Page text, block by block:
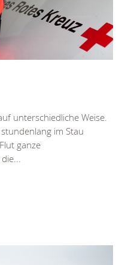
unterschiedliche Weise.
im Stau
ganze